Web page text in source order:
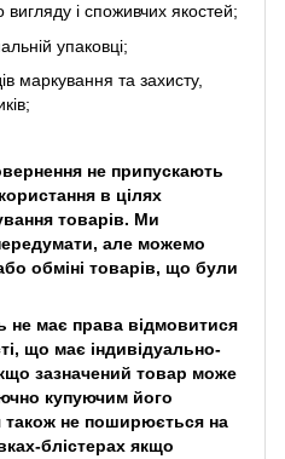
і споживчих якостей;
упаковці;
маркування та захисту,
не припускають
в цілях
товарів. Ми
але можемо
обміні товарів, що були
не має права відмовитися
що має індивідуально-
зазначений товар може
купуючим його
не поширюється на
блістерах якщо